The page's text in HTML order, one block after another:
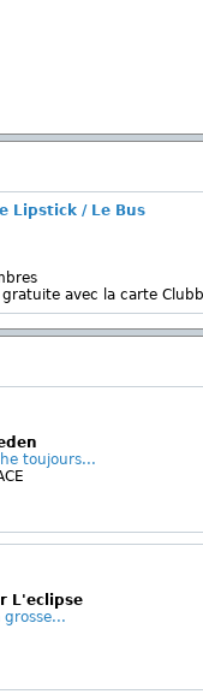
Lipstick / Le Bus
avec la carte
toujours...
L'eclipse